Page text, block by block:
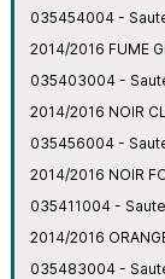
035454004 -
2014/2016 FUME
035403004 -
2014/2016 NOIR
035456004 -
2014/2016 NOIR
035411004 -
2014/2016
035483004 -